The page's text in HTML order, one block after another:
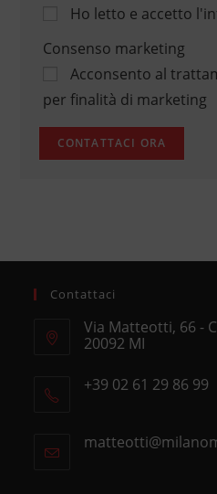
Ho letto e accetto
Consenso marketing
Acconsento al
per finalità di marketing
Contattaci
Via Matteotti, 66 -
20092 MI
in
+39 02 61 29 86 99
your